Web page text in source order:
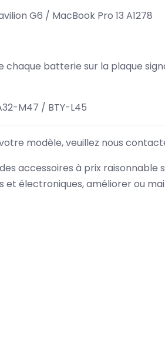
G6 / MacBook Pro 13 A1278
batterie sur la plaque
M47 / BTY-L45
modèle, veuillez nous
accessoires à prix
et électroniques, améliorer ou